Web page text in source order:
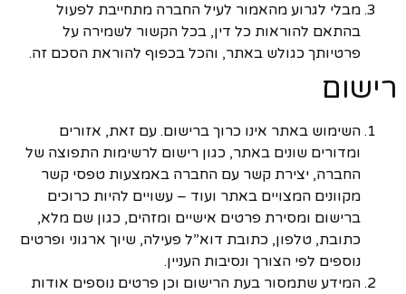
מבלי לגרוע מהאמור לעיל החברה מתחייבת לפעול
בהתאם להוראות כל דין, בכל הקשור לשמירה על
פרטיותך כגולש באתר, והכל בכפוף להוראת הסכם זה.
רישום
השימוש באתר אינו כרוך ברישום. עם זאת, אזורים
ומדורים שונים באתר, כגון רישום לרשימות התפוצה של
החברה, יצירת קשר עם החברה באמצעות טפסי קשר
מקוונים המצויים באתר ועוד – עשויים להיות כרוכים
ברישום ומסירת פרטים אישיים ומזהים, כגון שם מלא,
כתובת, טלפון, כתובת דוא”ל פעילה, שיוך ארגוני ופרטים
נוספים לפי הצורך ונסיבות העניין.
המידע שתמסור בעת הרישום וכן פרטים נוספים אודות